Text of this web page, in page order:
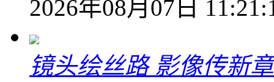
2026年08月07日
镜头绘丝路 影像传新